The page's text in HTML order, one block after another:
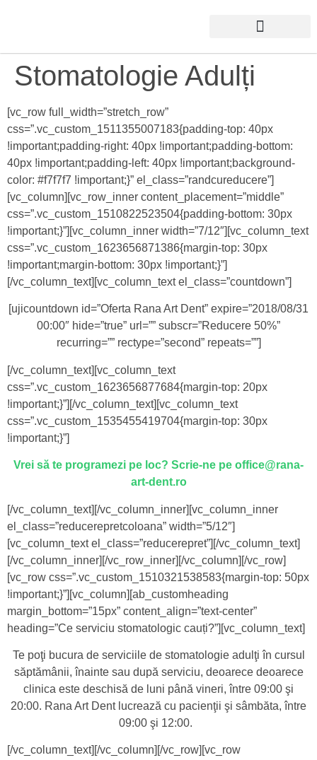
Stomatologie Adulți
[vc_row full_width=”stretch_row”
css=”.vc_custom_1511355007183{padding-top: 40px
!important;padding-right: 40px !important;padding-bottom:
40px !important;padding-left: 40px !important;background-
color: #f7f7f7 !important;}” el_class=”randcureducere”]
[vc_column][vc_row_inner content_placement=”middle”
css=”.vc_custom_1510822523504{padding-bottom: 30px
!important;}”][vc_column_inner width=”7/12″][vc_column_text
css=”.vc_custom_1623656871386{margin-top: 30px
!important;margin-bottom: 30px !important;}”]
[/vc_column_text][vc_column_text el_class=”countdown”]
[ujicountdown id=”Oferta Rana Art Dent” expire=”2018/08/31
00:00″ hide=”true” url=”” subscr=”Reducere 50%”
recurring=”” rectype=”second” repeats=””]
[/vc_column_text][vc_column_text
css=”.vc_custom_1623656877684{margin-top: 20px
!important;}”][/vc_column_text][vc_column_text
css=”.vc_custom_1535455419704{margin-top: 30px
!important;}”]
Vrei să te programezi pe loc? Scrie-ne pe office@rana-
art-dent.ro
[/vc_column_text][/vc_column_inner][vc_column_inner
el_class=”reducerepretcoloana” width=”5/12″]
[vc_column_text el_class=”reducerepret”][/vc_column_text]
[/vc_column_inner][/vc_row_inner][/vc_column][/vc_row]
[vc_row css=”.vc_custom_1510321538583{margin-top: 50px
!important;}”][vc_column][ab_customheading
margin_bottom=”15px” content_align=”text-center”
heading=”Ce serviciu stomatologic cauți?”][vc_column_text]
Te poţi bucura de serviciile de stomatologie adulţi în cursul
săptămânii, înainte sau după serviciu, deoarece deoarece
clinica este deschisă de luni până vineri, între 09:00 şi
20:00. Rana Art Dent lucrează cu pacienţii şi sâmbăta, între
09:00 şi 12:00.
[/vc_column_text][/vc_column][/vc_row][vc_row